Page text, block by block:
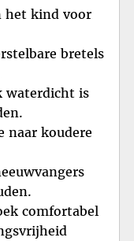
het kind voor
bretels
waterdicht is
naar koudere
comfortabel